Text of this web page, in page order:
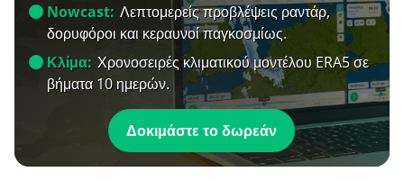
Nowcast: Λεπτομερείς προβλέψεις ραντάρ,
δορυφόροι και κεραυνοί παγκοσμίως.
Κλίμα: Χρονοσειρές κλιματικού μοντέλου ERA5 σε
βήματα 10 ημερών.
Δοκιμάστε το δωρεάν